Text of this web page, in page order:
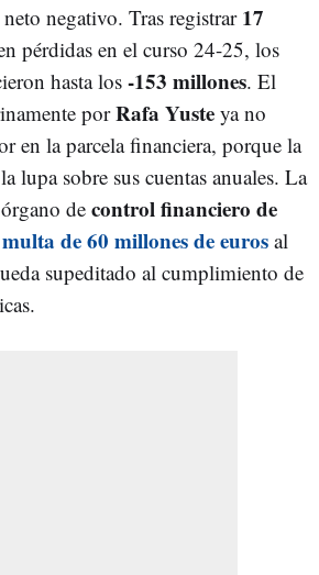
negativo. Tras registrar17
pérdidas en el curso 24-25, los
hasta los -153 millones. El
porRafa Yuste ya no
en la parcela financiera, porque la
lupa sobre sus cuentas anuales. La
decontrol financiero de
multa de 60 millones de euros al
supeditado al cumplimiento de